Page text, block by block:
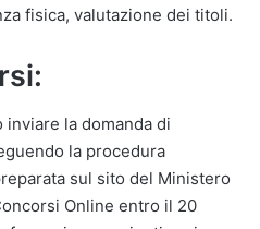
fisica, valutazione dei titoli.
la domanda di
la procedura
sul sito del Ministero
Online entro il 20